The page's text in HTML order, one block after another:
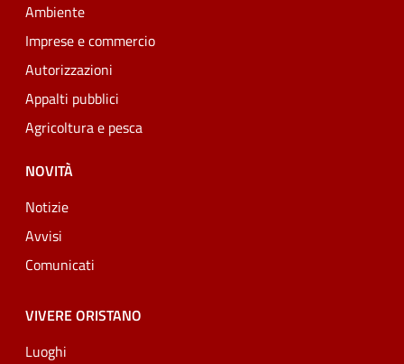
Ambiente
Imprese e commercio
Autorizzazioni
Appalti pubblici
Agricoltura e pesca
NOVITÀ
Notizie
Avvisi
Comunicati
VIVERE ORISTANO
Luoghi